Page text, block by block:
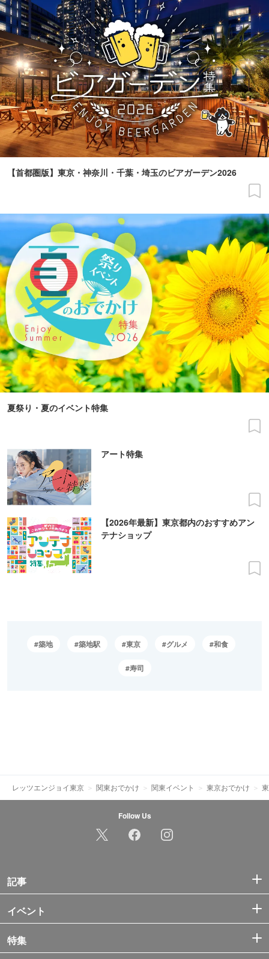
【首都圏版】東京・神奈川・千葉・埼玉のビアガーデン2026
夏祭り・夏のイベント特集
アート特集
【2026年最新】東京都内のおすすめアン
テナショップ
築地 築地駅 東京 グルメ 和食
寿司
レッツエンジョイ東京 関東おでかけ 関東イベント 東京おでかけ
Follow Us
記事
イベント
特集